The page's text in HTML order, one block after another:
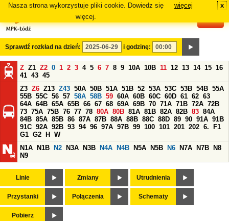
Nasza strona wykorzystuje pliki cookie. Dowiedz się
więcej.
więcej x
Sprawdź rozkład na dzień: i godzinę:
Z Z1 Z2 0 1 2 3 4 5 6 7 8 9 10A 10B 11 12 13 14 15 16
41 43 45
Z3 Z6 Z13 Z43 50A 50B 51A 51B 52 53A 53C 53B 54B 55A
55B 55C 56 57 58A 58B 59 60A 60B 60C 60D 61 62 63
64A 64B 65A 65B 66 67 68 69A 69B 70 71A 71B 72A 72B
73 75A 75B 76 77 78 80A 80B 81A 81B 82A 82B 83 84A
84B 85A 85B 86 87A 87B 88A 88B 88C 88D 89 90 91A 91B
91C 92A 92B 93 94 96 97A 97B 99 100 101 201 202 6.
F1
G1 G2 H
W
N1A
N1B N2 N3A N3B N4A N4B N5A N5B N6 N7A N7B
N8
N9
Linie Zmiany Utrudnienia
Przystanki Połączenia Schematy
Pobierz